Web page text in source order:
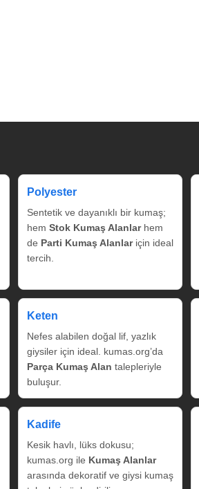
Polyester
Sentetik ve dayanıklı bir kumaş;
hem Stok Kumaş Alanlarhem
de Parti Kumaş Alanlariçin ideal
tercih.
Keten
Nefes alabilen doğal lif, yazlık
giysiler için ideal. kumas.org’da
Parça Kumaş Alan talepleriyle
buluşur.
Kadife
Kesik havlı, lüks dokusu;
kumas.org ile Kumaş Alanlar
arasında dekoratif ve giysi kumaş